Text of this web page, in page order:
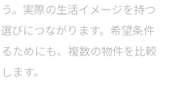
。実際の生活イメージを持つ
びにつながります。希望条件
ためにも、複数の物件を比較
ます。